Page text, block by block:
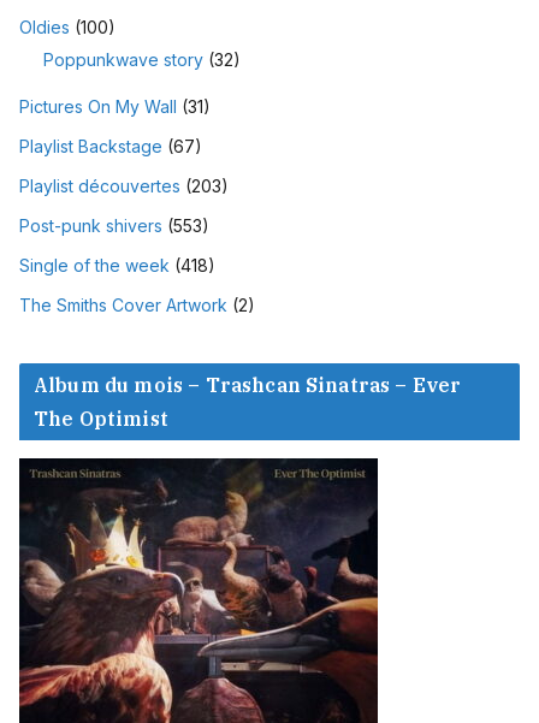
Oldies (100)
Poppunkwave story (32)
Pictures On My Wall (31)
Playlist Backstage (67)
Playlist découvertes (203)
Post-punk shivers (553)
Single of the week (418)
The Smiths Cover Artwork (2)
Album du mois – Trashcan Sinatras – Ever
The Optimist